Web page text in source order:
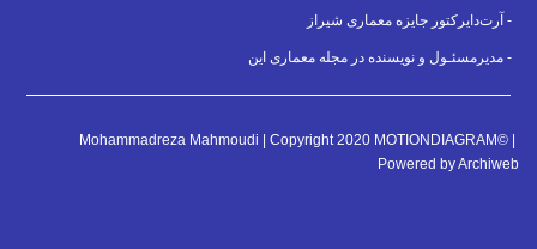
آرت‌دایرکتور جایزه معماری شیراز -
مدیرمسئـول و نویسنده در مجله معماری این -
Mohammadreza Mahmoudi | Copyright 2020 MOTIONDIAGRAM© |
Powered by Archiweb